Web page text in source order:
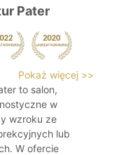
Pater
Pokaż więcej >>
to salon,
w
wzroku ze
lub
W ofercie